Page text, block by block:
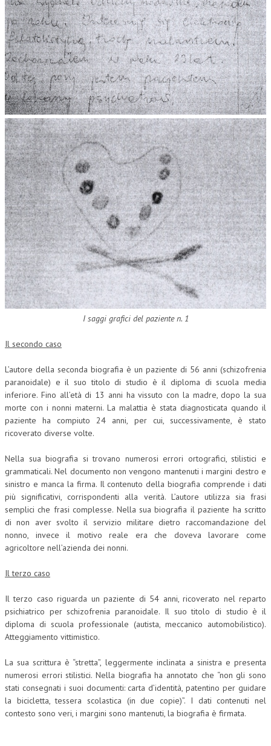
DIRITTO DEL LAVORO
DIRITTO DEL WEB
DIRITTO DELLE IMPRESE IN CRISI
CRIMINOLOGIA E CRIMINALISTICA
SICUREZZA SUL LAVORO
FISCO
DIRITTO TRIBUTARIO
FISCALITÀ INTERNAZIONALE
TAX RISK MANAGEMENT
CRIMINOLOGIA TRIBUTARIA
CFC E PARADISI FISCALI
TRANSFER PRICING
PRASSI
AMMINISTRATIVA
COSTITUZIONALE
CIVILE
PENALE
NEWS
ARCHIVIO EVENTI (FINO AL 2022)
CORSI ENTI TERZI
TELEGRAM
DOCUMENTI
MANUALI E MONOGRAFIE
TESI DI LAUREA
MATERIALE DIDATTICO
I saggi grafici del paziente n. 1
Il secondo caso
L’autore della seconda biografia è un paziente di 56 anni (schizofrenia
paranoidale) e il suo titolo di studio è il diploma di scuola media
inferiore. Fino all’età di 13 anni ha vissuto con la madre, dopo la sua
morte con i nonni materni. La malattia è stata diagnosticata quando il
paziente ha compiuto 24 anni, per cui, successivamente, è stato
ricoverato diverse volte.
Nella sua biografia si trovano numerosi errori ortografici, stilistici e
grammaticali. Nel documento non vengono mantenuti i margini destro e
sinistro e manca la firma. Il contenuto della biografia comprende i dati
più significativi, corrispondenti alla verità. L’autore utilizza sia frasi
semplici che frasi complesse. Nella sua biografia il paziente ha scritto
di non aver svolto il servizio militare dietro raccomandazione del
nonno, invece il motivo reale era che doveva lavorare come
agricoltore nell’azienda dei nonni.
Il terzo caso
Il terzo caso riguarda un paziente di 54 anni, ricoverato nel reparto
psichiatrico per schizofrenia paranoidale. Il suo titolo di studio è il
diploma di scuola professionale (autista, meccanico automobilistico).
Atteggiamento vittimistico.
La sua scrittura è “stretta”, leggermente inclinata a sinistra e presenta
numerosi errori stilistici. Nella biografia ha annotato che “non gli sono
stati consegnati i suoi documenti: carta d’identità, patentino per guidare
la bicicletta, tessera scolastica (in due copie)”. I dati contenuti nel
contesto sono veri, i margini sono mantenuti, la biografia è firmata.